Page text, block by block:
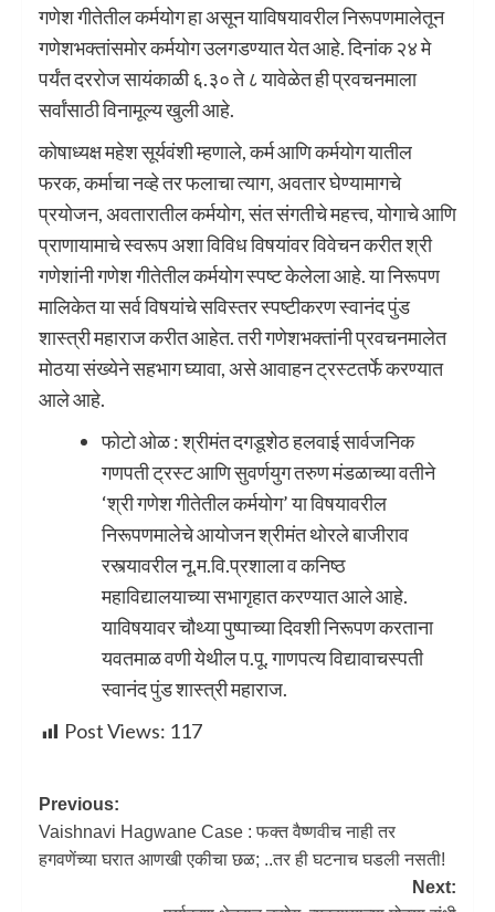
गणेश गीतेतील कर्मयोग हा असून याविषयावरील निरूपणमालेतून
गणेशभक्तांसमोर कर्मयोग उलगडण्यात येत आहे. दिनांक २४ मे
पर्यंत दररोज सायंकाळी ६.३० ते ८ यावेळेत ही प्रवचनमाला
सर्वांसाठी विनामूल्य खुली आहे.
कोषाध्यक्ष महेश सूर्यवंशी म्हणाले, कर्म आणि कर्मयोग यातील
फरक, कर्माचा नव्हे तर फलाचा त्याग, अवतार घेण्यामागचे
प्रयोजन, अवतारातील कर्मयोग, संत संगतीचे महत्त्व, योगाचे आणि
प्राणायामाचे स्वरूप अशा विविध विषयांवर विवेचन करीत श्री
गणेशांनी गणेश गीतेतील कर्मयोग स्पष्ट केलेला आहे. या निरूपण
मालिकेत या सर्व विषयांचे सविस्तर स्पष्टीकरण स्वानंद पुंड
शास्त्री महाराज करीत आहेत. तरी गणेशभक्तांनी प्रवचनमालेत
मोठया संख्येने सहभाग घ्यावा, असे आवाहन ट्रस्टतर्फे करण्यात
आले आहे.
फोटो ओळ : श्रीमंत दगडूशेठ हलवाई सार्वजनिक
गणपती ट्रस्ट आणि सुवर्णयुग तरुण मंडळाच्या वतीने
‘श्री गणेश गीतेतील कर्मयोग’ या विषयावरील
निरूपणमालेचे आयोजन श्रीमंत थोरले बाजीराव
रस्त्यावरील नू.म.वि.प्रशाला व कनिष्ठ
महाविद्यालयाच्या सभागृहात करण्यात आले आहे.
याविषयावर चौथ्या पुष्पाच्या दिवशी निरूपण करताना
यवतमाळ वणी येथील प.पू. गाणपत्य विद्यावाचस्पती
स्वानंद पुंड शास्त्री महाराज.
Post Views: 117
Previous:
Vaishnavi Hagwane Case : फक्त वैष्णवीच नाही तर
हगवणेंच्या घरात आणखी एकीचा छळ; ..तर ही घटनाच घडली नसती!
Next: